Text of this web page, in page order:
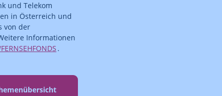
und Telekom
in Österreich und
von der
Informationen
.